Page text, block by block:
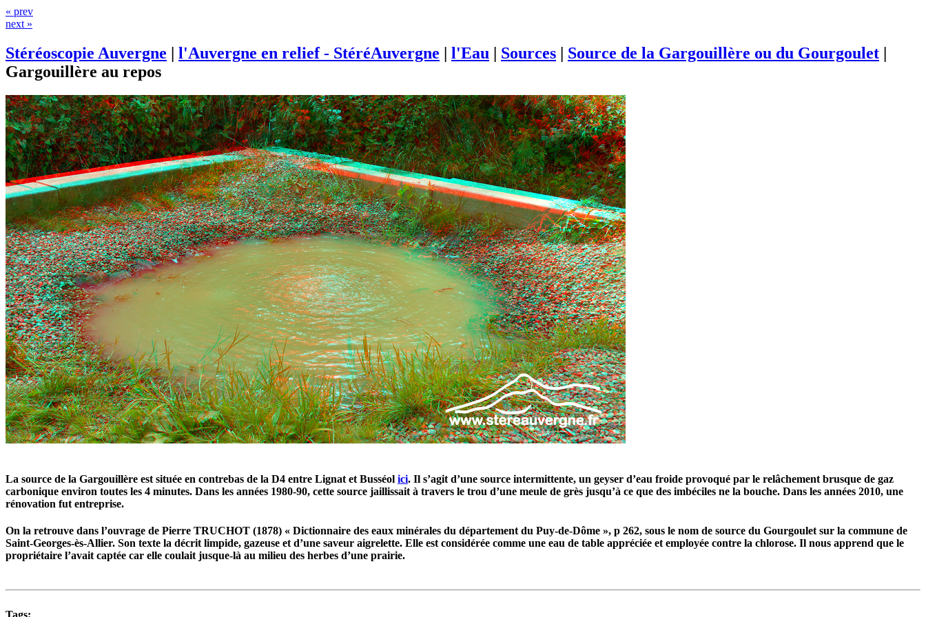
« prev
next »
Stéréoscopie Auvergne | l'Auvergne en relief - StéréAuvergne | l'Eau | Sources | Source de la Gargouillère ou du Gourgoulet |
Gargouillère au repos
La source de la Gargouillère est située en contrebas de la D4 entre Lignat et Busséol ici. Il s’agit d’une source intermittente, un geyser d’eau froide provoqué par le relâchement brusque de gaz
carbonique environ toutes les 4 minutes. Dans les années 1980-90, cette source jaillissait à travers le trou d’une meule de grès jusqu’à ce que des imbéciles ne la bouche. Dans les années 2010, une
rénovation fut entreprise.
On la retrouve dans l’ouvrage de Pierre TRUCHOT (1878) « Dictionnaire des eaux minérales du département du Puy-de-Dôme », p 262, sous le nom de source du Gourgoulet sur la commune de
Saint-Georges-ès-Allier. Son texte la décrit limpide, gazeuse et d’une saveur aigrelette. Elle est considérée comme une eau de table appréciée et employée contre la chlorose. Il nous apprend que le
propriétaire l’avait captée car elle coulait jusque-là au milieu des herbes d’une prairie.
Tags: